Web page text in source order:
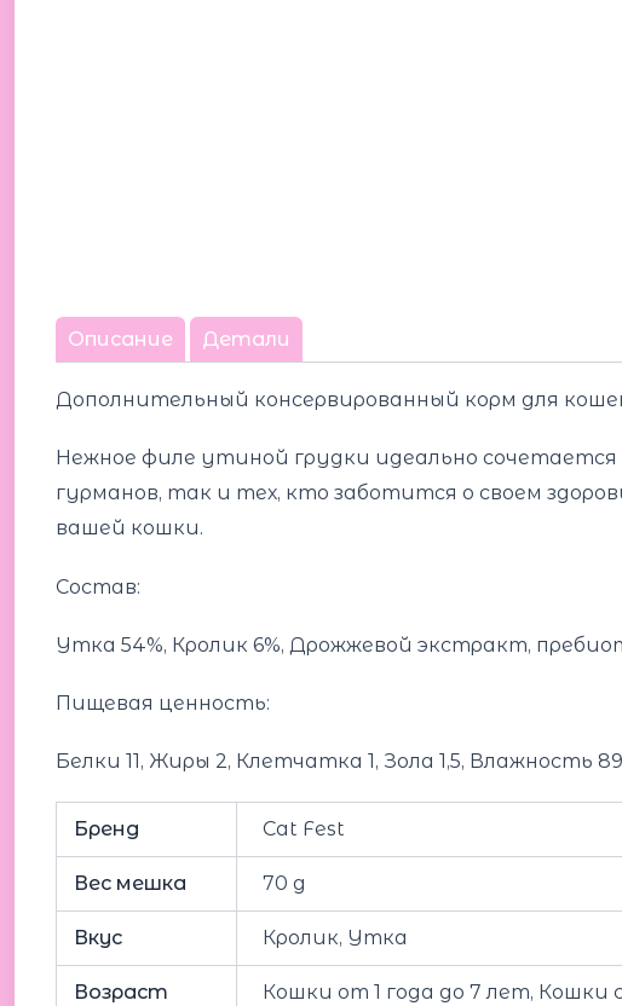
Описание Детали
Дополнительный консервированный корм для
Нежное филе утиной грудки идеально
гурманов, так и тех, кто заботится о своем
вашей кошки.
Состав:
Утка 54%, Кролик 6%, Дрожжевой экстракт,
Пищевая ценность:
Белки 11, Жиры 2, Клетчатка 1, Зола 1,5, Влажность
Бренд Cat Fest
Вес мешка 70 g
Вкус Кролик, Утка
Возраст Кошки от 1 года до 7 лет,